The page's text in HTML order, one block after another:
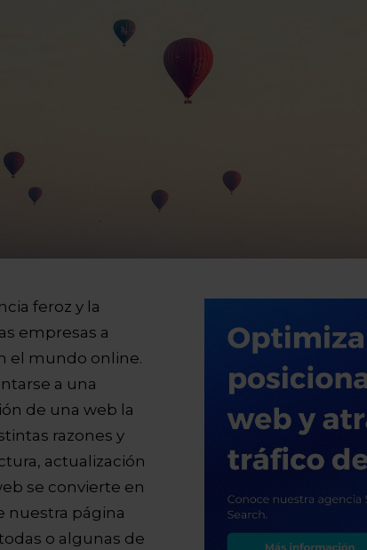
feroz y la
empresas a
el mundo online.
a una
de una web la
razones y
actualización
se convierte en
nuestra página
o algunas de